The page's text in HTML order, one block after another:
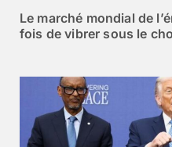
Le marché mondial de
fois de vibrer sous le